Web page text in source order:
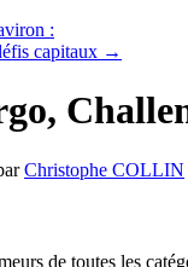
:
capitaux →
Christophe COLLIN
de toutes les